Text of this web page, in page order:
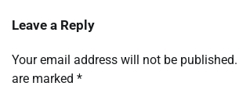
Leave a Reply
Your email address will not be published.
are marked *